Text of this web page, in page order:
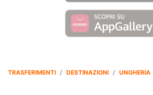
TRASFERIMENTI / DESTINAZIONI / UNGHERIA